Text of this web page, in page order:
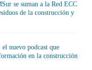
se suman a la Red ECC
de la construcción y
nuevo podcast que
en la construcción